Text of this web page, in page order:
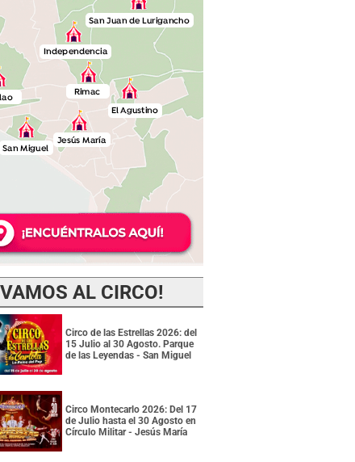
AL CIRCO!
Circo de las Estrellas 2026: del
15 Julio al 30 Agosto. Parque
de las Leyendas - San Miguel
Circo Montecarlo 2026: Del 17
de Julio hasta el 30 Agosto en
Círculo Militar - Jesús María